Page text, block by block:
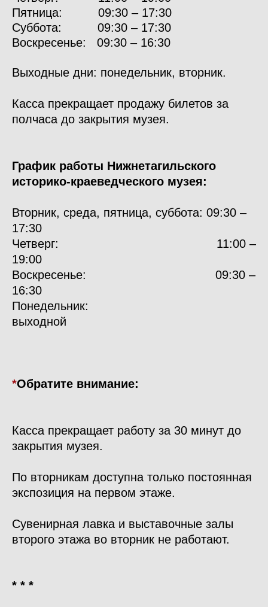
Пятница: 09:30 – 17:30
Суббота: 09:30 – 17:30
Воскресенье: 09:30 – 16:30
Выходные дни: понедельник, вторник.
Касса прекращает продажу билетов за
полчаса до закрытия музея.
График работы Нижнетагильского
историко-краеведческого музея:
Вторник, среда, пятница, суббота: 09:30 –
17:30
Четверг: 11:00 –
19:00
Воскресенье: 09:30 –
16:30
Понедельник:
выходной
*Обратите внимание:
Касса прекращает работу за 30 минут до
закрытия музея.
По вторникам доступна только постоянная
экспозиция на первом этаже.
Сувенирная лавка и выставочные залы
второго этажа во вторник не работают.
* * *